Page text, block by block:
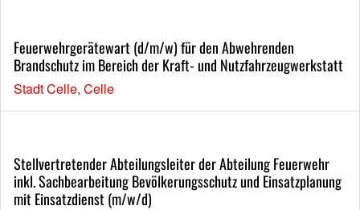
Feuerwehrgerätewart (d/m/w) für den Abwehrenden
Brandschutz im Bereich der Kraft- und Nutzfahrzeugwerkstatt
Stadt Celle, Celle
Stellvertretender Abteilungsleiter der Abteilung Feuerwehr
inkl. Sachbearbeitung Bevölkerungsschutz und Einsatzplanung
mit Einsatzdienst (m/w/d)